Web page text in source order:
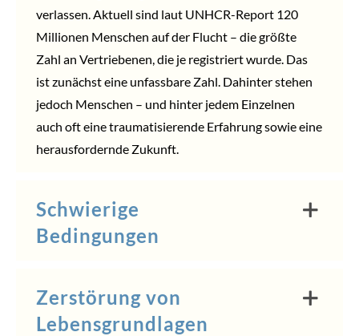
verlassen. Aktuell sind laut UNHCR-Report 120
Millionen Menschen auf der Flucht – die größte
Zahl an Vertriebenen, die je registriert wurde. Das
ist zunächst eine unfassbare Zahl. Dahinter stehen
jedoch Menschen – und hinter jedem Einzelnen
auch oft eine traumatisierende Erfahrung sowie eine
herausfordernde Zukunft.
Schwierige
Bedingungen
Zerstörung von
Lebensgrundlagen